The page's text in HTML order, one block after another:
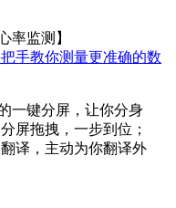
率监测】
手教你测量更准确的数
一键分屏，让你分身
屏拖拽，一步到位；
译，主动为你翻译外